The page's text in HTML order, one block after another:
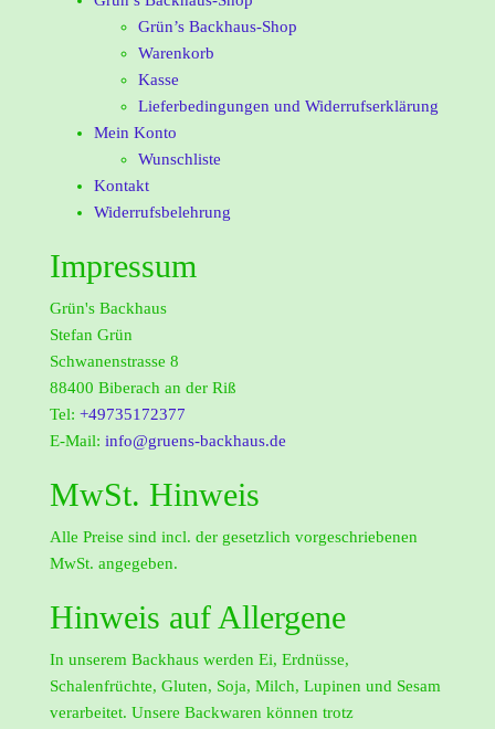
Grün’s Backhaus-Shop
Warenkorb
Kasse
Lieferbedingungen und Widerrufserklärung
Mein Konto
Wunschliste
Kontakt
Widerrufsbelehrung
Impressum
Grün's Backhaus
Stefan Grün
Schwanenstrasse 8
88400 Biberach an der Riß
Tel: +49735172377
E-Mail: info@gruens-backhaus.de
MwSt. Hinweis
Alle Preise sind incl. der gesetzlich vorgeschriebenen
MwSt. angegeben.
Hinweis auf Allergene
In unserem Backhaus werden Ei, Erdnüsse,
Schalenfrüchte, Gluten, Soja, Milch, Lupinen und Sesam
verarbeitet. Unsere Backwaren können trotz